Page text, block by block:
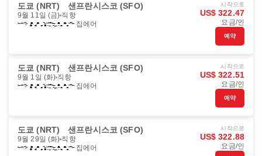
도쿄 (NRT) 샌프란시스코 (SFO)
9월 11일 (금) 직항
집에어
시작으로
US$ 322.47
요금/인
예약
도쿄 (NRT) 샌프란시스코 (SFO)
9월 1일 (화) 직항
집에어
시작으로
US$ 322.51
요금/인
예약
도쿄 (NRT) 샌프란시스코 (SFO)
9월 29일 (화) 직항
집에어
시작으로
US$ 322.88
요금/인